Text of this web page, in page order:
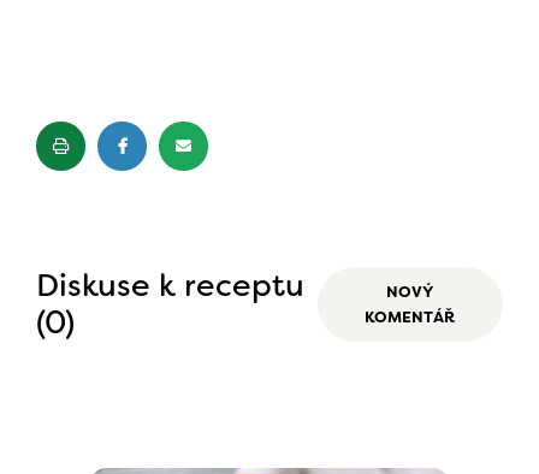
Diskuse k receptu
(0)
NOVÝ
KOMENTÁŘ